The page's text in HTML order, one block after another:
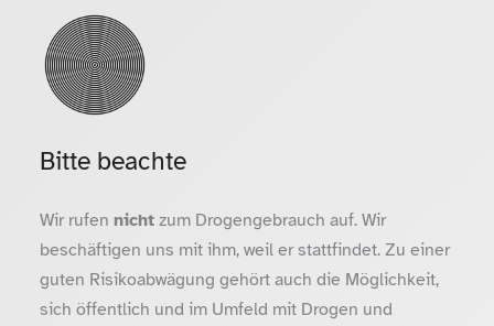
Bitte beachte
Wir rufen nichtzum Drogengebrauch auf. Wir
beschäftigen uns mit ihm, weil er stattfindet. Zu einer
guten Risikoabwägung gehört auch die Möglichkeit,
sich öffentlich und im Umfeld mit Drogen und